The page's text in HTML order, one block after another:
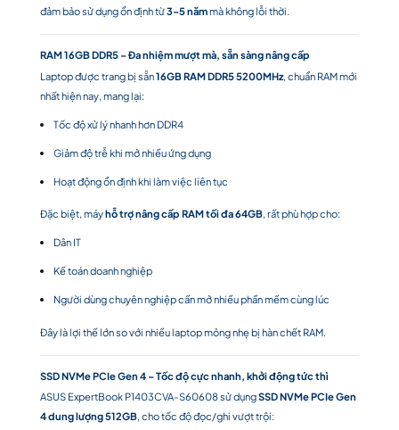
đảm bảo sử dụng ổn định từ3–5 nămmà không lỗi thời.
RAM 16GB DDR5 – Đa nhiệm mượt mà, sẵn sàng nâng cấp
Laptop được trang bị sẵn16GB RAM DDR5 5200MHz, chuẩn RAM mới
nhất hiện nay, mang lại:
Tốc độ xử lý nhanh hơn DDR4
Giảm độ trễ khi mở nhiều ứng dụng
Hoạt động ổn định khi làm việc liên tục
Đặc biệt, máyhỗ trợ nâng cấp RAM tối đa 64GB, rất phù hợp cho:
Dân IT
Kế toán doanh nghiệp
Người dùng chuyên nghiệp cần mở nhiều phần mềm cùng lúc
Đây là lợi thế lớn so với nhiều laptop mỏng nhẹ bị hàn chết RAM.
SSD NVMe PCIe Gen 4 – Tốc độ cực nhanh, khởi động tức thì
ASUS ExpertBook P1403CVA-S60608 sử dụngSSD NVMe PCIe Gen
4 dung lượng 512GB, cho tốc độ đọc/ghi vượt trội: